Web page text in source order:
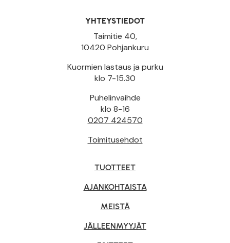
YHTEYSTIEDOT
Taimitie 40,
10420 Pohjankuru
Kuormien lastaus ja purku
klo 7-15.30
Puhelinvaihde
klo 8-16
0207 424570
Toimitusehdot
TUOTTEET
AJANKOHTAISTA
MEISTÄ
JÄLLEENMYYJÄT